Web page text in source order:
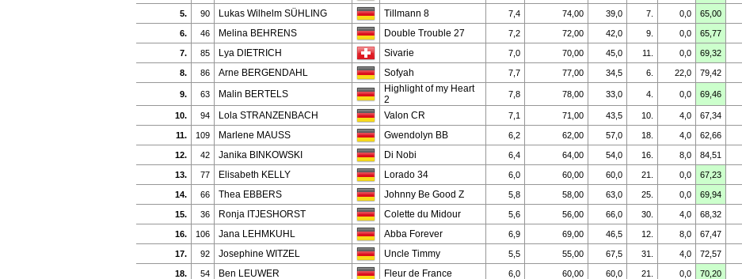
5. 90 Lukas Wilhelm SÜHLING Tillmann 8 7,4 74,00 39,0 7. 0,0 65,00
6. 46 Melina BEHRENS Double Trouble 27 7,2 72,00 42,0 9. 0,0 65,77
7. 85 Lya DIETRICH Sivarie 7,0 70,00 45,0 11. 0,0 69,32
8. 86 Arne BERGENDAHL Sofyah 7,7 77,00 34,5 6. 22,0 79,42
9. 63 Malin BERTELS
Highlight of my Heart
2
7,8 78,00 33,0 4. 0,0 69,46
10. 94 Lola STRANZENBACH Valon CR 7,1 71,00 43,5 10. 4,0 67,34
11. 109 Marlene MAUSS Gwendolyn BB 6,2 62,00 57,0 18. 4,0 62,66
12. 42 Janika BINKOWSKI Di Nobi 6,4 64,00 54,0 16. 8,0 84,51
13. 77 Elisabeth KELLY Lorado 34 6,0 60,00 60,0 21. 0,0 67,23
14. 66 Thea EBBERS Johnny Be Good Z 5,8 58,00 63,0 25. 0,0 69,94
15. 36 Ronja ITJESHORST Colette du Midour 5,6 56,00 66,0 30. 4,0 68,32
16. 106 Jana LEHMKUHL Abba Forever 6,9 69,00 46,5 12. 8,0 67,47
17. 92 Josephine WITZEL Uncle Timmy 5,5 55,00 67,5 31. 4,0 72,57
18. 54 Ben LEUWER Fleur de France 6,0 60,00 60,0 21. 0,0 70,20